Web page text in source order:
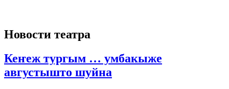
Новости театра
Кеҥеж тургым … умбакыже
августышто шуйна